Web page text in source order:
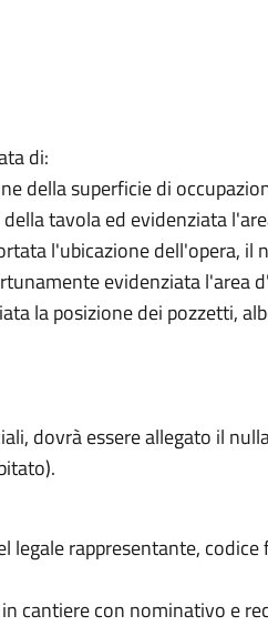
di:
della superficie di
tavola ed evidenziata
l'ubicazione dell'opera, il
evidenziata l'area
la posizione dei pozzetti,
dovrà essere allegato il
rappresentante, codice
cantiere con nominativo e